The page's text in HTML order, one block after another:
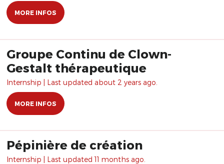
MORE INFOS
Groupe Continu de Clown-
Gestalt thérapeutique
Internship | Last updated about 2 years ago.
MORE INFOS
Pépinière de création
Internship | Last updated 11 months ago.